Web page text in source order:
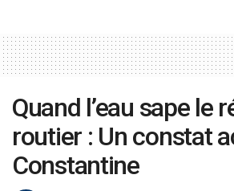
Quand l’eau sape le
routier : Un constat
Constantine